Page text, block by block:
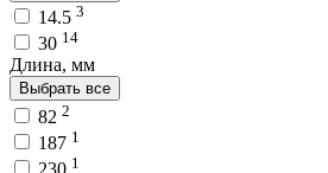
14.5 3
30 14
Длина, мм
Выбрать все
82 2
187 1
1